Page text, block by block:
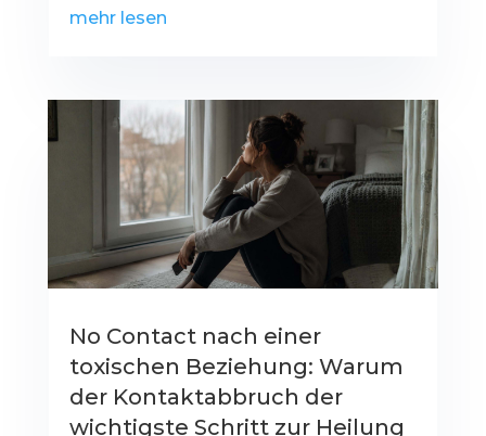
mehr lesen
No Contact nach einer
toxischen Beziehung: Warum
der Kontaktabbruch der
wichtigste Schritt zur Heilung